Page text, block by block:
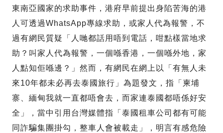
東南亞國家的求助事件，港府早前提出身陷苦海的港
人可透過WhatsApp專線求助，或家人代為報警，不
過有網民質疑「人哋都話用唔到電話，咁點樣當地求
助？叫家人代為報警，一個喺香港，一個喺外地，家
人點知佢喺邊？」然而，有網民在網上以「有無人未
來10年都未必再去泰國旅行」為題發文，指「柬埔
寨、緬甸我就一直都唔會去，而家連泰國都唔係好安
全」，當中引用台灣媒體指「泰國租車公司都有可能
同詐騙集團掛勾，整車人會被載走」，明言有感危險